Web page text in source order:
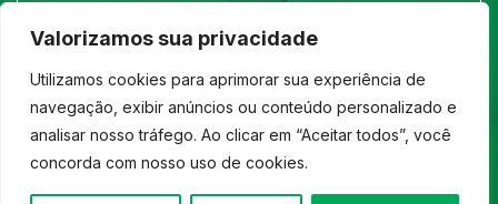
Valorizamos sua privacidade
Utilizamos cookies para aprimorar sua experiência de
navegação, exibir anúncios ou conteúdo personalizado e
analisar nosso tráfego. Ao clicar em “Aceitar todos”, você
concorda com nosso uso de cookies.
LOCALIZAÇÃO